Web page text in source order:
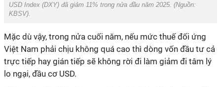
USD Index (DXY) đã giảm 11% trong nửa đầu năm 2025. (Nguồn:
KBSV).
Mặc dù vậy, trong nửa cuối năm, nếu mức thuế đối ứng
Việt Nam phải chịu không quá cao thì dòng vốn đầu tư cả
trực tiếp hay gián tiếp sẽ không rời đi làm giảm đi tâm lý
lo ngại, đầu cơ USD.